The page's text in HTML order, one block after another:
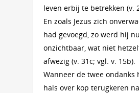
leven erbij te betrekken (v.
En zoals Jezus zich
had gevoegd, zo werd hij
onzichtbaar, wat niet
afwezig (v. 31c; vgl. v. 15b).
Wanneer de twee ondanks
hals over kop terugkeren